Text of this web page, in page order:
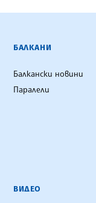
БАЛКАНИ
Балкански новини
Паралели
ВИДЕО